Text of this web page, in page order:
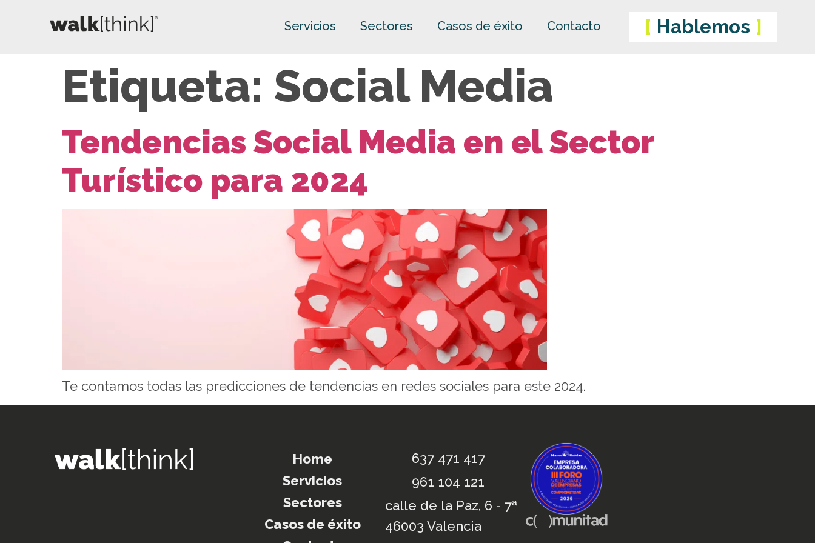
Servicios Sectores Casos de éxito Contacto Hablemos
Etiqueta: Social Media
Tendencias Social Media en el Sector
Turístico para 2024
Te contamos todas las predicciones de tendencias en redes sociales para este 2024.
Home
Servicios
Sectores
Casos de éxito
637 471 417
961 104 121
calle de la Paz, 6 - 7ª
46003 Valencia